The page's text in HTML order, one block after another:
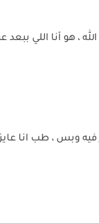
، هو أنا اللي
فيه وبس ، طب انا